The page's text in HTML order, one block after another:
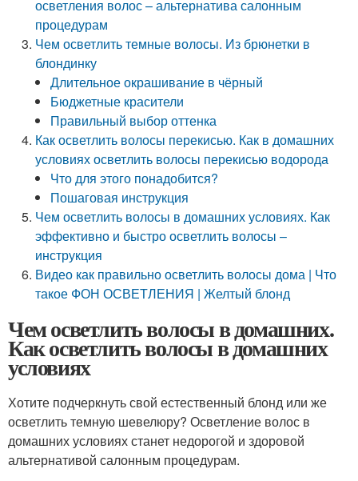
осветления волос – альтернатива салонным
процедурам
Чем осветлить темные волосы. Из брюнетки в
блондинку
Длительное окрашивание в чёрный
Бюджетные красители
Правильный выбор оттенка
Как осветлить волосы перекисью. Как в домашних
условиях осветлить волосы перекисью водорода
Что для этого понадобится?
Пошаговая инструкция
Чем осветлить волосы в домашних условиях. Как
эффективно и быстро осветлить волосы –
инструкция
Видео как правильно осветлить волосы дома | Что
такое ФОН ОСВЕТЛЕНИЯ | Желтый блонд
Чем осветлить волосы в домашних.
Как осветлить волосы в домашних
условиях
Хотите подчеркнуть свой естественный блонд или же
осветлить темную шевелюру? Осветление волос в
домашних условиях станет недорогой и здоровой
альтернативой салонным процедурам.